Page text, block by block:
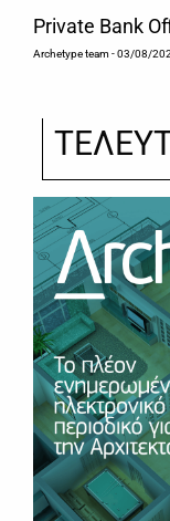
Private Bank
Archetype team- 03/08/